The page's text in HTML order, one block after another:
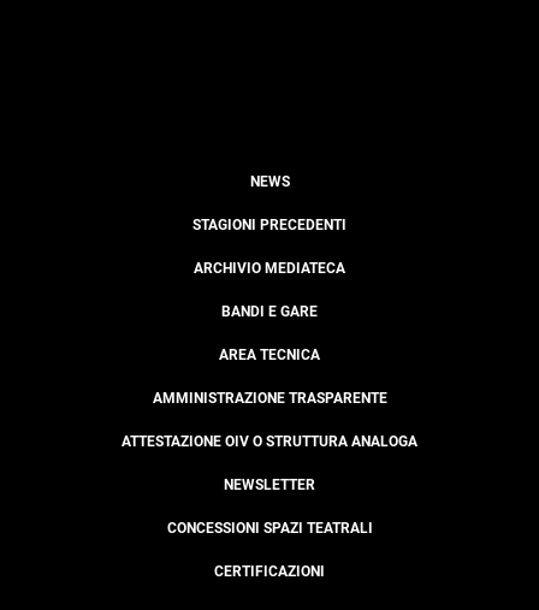
NEWS
STAGIONI PRECEDENTI
ARCHIVIO MEDIATECA
BANDI E GARE
AREA TECNICA
AMMINISTRAZIONE TRASPARENTE
ATTESTAZIONE OIV O STRUTTURA ANALOGA
NEWSLETTER
CONCESSIONI SPAZI TEATRALI
CERTIFICAZIONI